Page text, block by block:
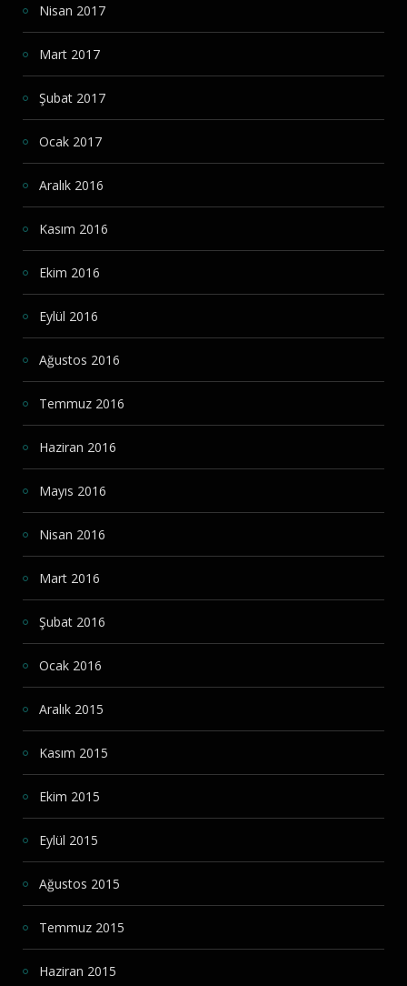
Nisan 2017
Mart 2017
Şubat 2017
Ocak 2017
Aralık 2016
Kasım 2016
Ekim 2016
Eylül 2016
Ağustos 2016
Temmuz 2016
Haziran 2016
Mayıs 2016
Nisan 2016
Mart 2016
Şubat 2016
Ocak 2016
Aralık 2015
Kasım 2015
Ekim 2015
Eylül 2015
Ağustos 2015
Temmuz 2015
Haziran 2015